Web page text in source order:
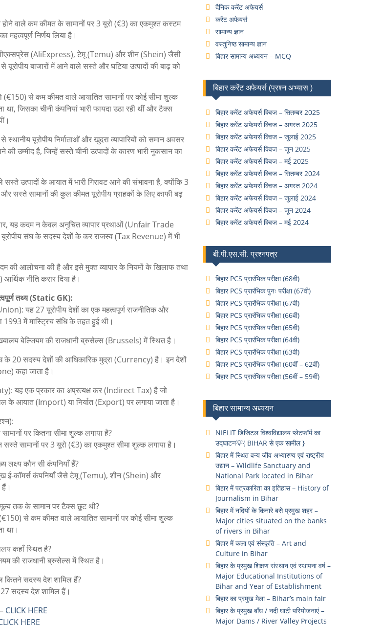
वाले कम कीमत के सामानों पर 3 यूरो (€3) का एकमुश्त कस्टम
निर्णय लिया है।
(AliExpress), टेमू (Temu) और शीन (Shein) जैसी
यूरोपीय बाजारों में आने वाले सस्ते और घटिया उत्पादों की बाढ़ को
(€150) से कम कीमत वाले आयातित सामानों पर कोई सीमा शुल्क
जिसका चीनी कंपनियां भारी फायदा उठा रही थीं और टैक्स
यूरोपीय निर्माताओं और खुदरा व्यापारियों को समान अवसर
उम्मीद है, जिन्हें सस्ते चीनी उत्पादों के कारण भारी नुकसान का
उत्पादों के आयात में भारी गिरावट आने की संभावना है, क्योंकि 3
सस्ते सामानों की कुल कीमत यूरोपीय ग्राहकों के लिए काफी बढ़
यह कदम न केवल अनुचित व्यापार प्रथाओं (Unfair Trade
संघ के सदस्य देशों के कर राजस्व (Tax Revenue) में भी
की आलोचना की है और इसे मुक्त व्यापार के नियमों के खिलाफ तथा
नीति करार दिया है।
तथ्य (Static GK):
यह 27 यूरोपीय देशों का एक महत्वपूर्ण राजनीतिक और
1993 में मास्ट्रिच संधि के तहत हुई थी।
बेल्जियम की राजधानी ब्रुसेल्स (Brussels) में स्थित है।
के 20 सदस्य देशों की आधिकारिक मुद्रा (Currency) है। इन देशों
कहा जाता है।
यह एक प्रकार का अप्रत्यक्ष कर (Indirect Tax) है जो
के आयात (Import) या निर्यात (Export) पर लगाया जाता है।
पर कितना सीमा शुल्क लगाया है?
सामानों पर 3 यूरो (€3) का एकमुश्त सीमा शुल्क लगाया है।
लक्ष्य कौन सी कंपनियाँ हैं?
ई-कॉमर्स कंपनियाँ जैसे टेमू (Temu), शीन (Shein) और
तक के सामान पर टैक्स छूट थी?
से कम कीमत वाले आयातित सामानों पर कोई सीमा शुल्क
था।
कहाँ स्थित है?
की राजधानी ब्रुसेल्स में स्थित है।
कितने सदस्य देश शामिल हैं?
27 सदस्य देश शामिल हैं।
CLICK HERE
HERE
दैनिक करेंट अफेयर्स
करेंट अफेयर्स
सामान्य ज्ञान
वस्तुनिष्ठ सामान्य ज्ञान
बिहार सामान्य अध्ययन – MCQ
बिहार करेंट अफेयर्स (प्रश्न अभ्यास )
बिहार करेंट अफेयर्स क्विज – सितम्बर 2025
बिहार करेंट अफेयर्स क्विज – अगस्त 2025
बिहार करेंट अफेयर्स क्विज – जुलाई 2025
बिहार करेंट अफेयर्स क्विज – जून 2025
बिहार करेंट अफेयर्स क्विज – मई 2025
बिहार करेंट अफेयर्स क्विज – सितम्बर 2024
बिहार करेंट अफेयर्स क्विज – अगस्त 2024
बिहार करेंट अफेयर्स क्विज – जुलाई 2024
बिहार करेंट अफेयर्स क्विज – जून 2024
बिहार करेंट अफेयर्स क्विज – मई 2024
बी.पी.एस.सी. प्रश्नपत्र
बिहार PCS प्रारंभिक परीक्षा (68वी)
बिहार PCS प्रारंभिक पुनः परीक्षा (67वी)
बिहार PCS प्रारंभिक परीक्षा (67वी)
बिहार PCS प्रारंभिक परीक्षा (66वी)
बिहार PCS प्रारंभिक परीक्षा (65वी)
बिहार PCS प्रारंभिक परीक्षा (64वी)
बिहार PCS प्रारंभिक परीक्षा (63वी)
बिहार PCS प्रारंभिक परीक्षा (60वीं – 62वीं)
बिहार PCS प्रारंभिक परीक्षा (56वीं – 59वीं)
बिहार सामान्य अध्ययन
NIELIT डिजिटल विश्वविद्यालय प्लेटफॉर्म का
उद्घाटन💡{ BIHAR से एक सामील }
बिहार में स्थित वन्य जीव अभ्यारण्य एवं राष्ट्रीय
उद्यान – Wildlife Sanctuary and
National Park located in Bihar
बिहार में पत्रकारिता का इतिहास – History of
Journalism in Bihar
बिहार में नदियों के किनारे बसे प्रमुख शहर –
Major cities situated on the banks
of rivers in Bihar
बिहार में कला एवं संस्कृति – Art and
Culture in Bihar
बिहार के प्रमुख शिक्षण संस्थान एवं स्थापना वर्ष –
Major Educational Institutions of
Bihar and Year of Establishment
बिहार का प्रमुख मेला – Bihar’s main fair
बिहार के प्रमुख बाँध / नदी घाटी परियोजनाएं –
Major Dams / River Valley Projects